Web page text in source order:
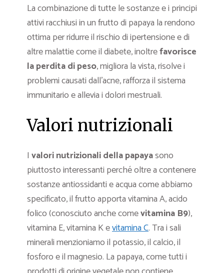
La combinazione di tutte le sostanze e i principi
attivi racchiusi in un frutto di papaya la rendono
ottima per ridurre il rischio di ipertensione e di
altre malattie come il diabete, inoltrefavorisce
la perdita di peso, migliora la vista, risolve i
problemi causati dall’acne, rafforza il sistema
immunitario e allevia i dolori mestruali.
Valori nutrizionali
I valori nutrizionali della papayasono
piuttosto interessanti perché oltre a contenere
sostanze antiossidanti e acqua come abbiamo
specificato, il frutto apporta vitamina A, acido
folico (conosciuto anche comevitamina B9),
vitamina E, vitamina K evitamina C. Tra i sali
minerali menzioniamo il potassio, il calcio, il
fosforo e il magnesio. La papaya, come tutti i